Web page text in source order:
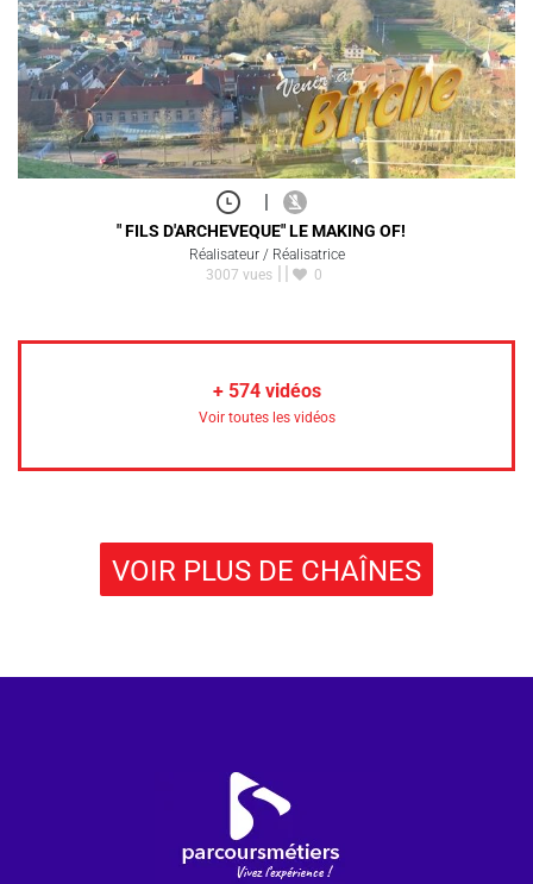
|
" FILS D'ARCHEVEQUE" LE MAKING OF!
Réalisateur / Réalisatrice
3007 vues
0
+ 574vidéos
Voir toutes les vidéos
VOIR PLUS DE CHAÎNES